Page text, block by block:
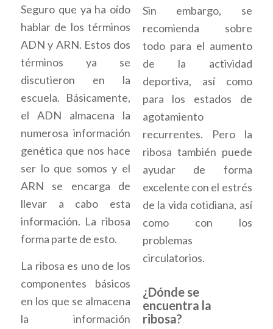
Seguro que ya ha oído
hablar de los términos
ADN y ARN. Estos dos
términos ya se
discutieron en la
escuela. Básicamente,
el ADN almacena la
numerosa información
genética que nos hace
ser lo que somos y el
ARN se encarga de
llevar a cabo esta
información. La ribosa
forma parte de esto.
La ribosa es uno de los
componentes básicos
en los que se almacena
la información
Sin embargo, se
recomienda sobre
todo para el aumento
de la actividad
deportiva, así como
para los estados de
agotamiento
recurrentes. Pero la
ribosa también puede
ayudar de forma
excelente con el estrés
de la vida cotidiana, así
como con los
problemas
circulatorios.
¿Dónde se
encuentra la
ribosa?